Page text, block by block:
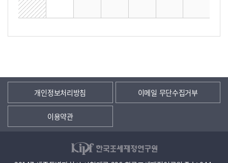
개인정보처리방침 이메일 무단수집거부
이용약관